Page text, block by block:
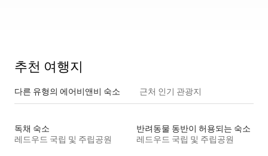
추천 여행지
다른 유형의 에어비앤비 숙소 근처 인기 관광지
독채 숙소
레드우드 국립 및 주립공원
반려동물 동반이 허용되는 숙소
레드우드 국립 및 주립공원